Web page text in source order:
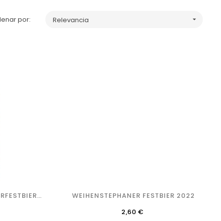
por: Relevancia 
WEIHENSTEPHANER FESTBIER 2022
Precio
2,60 €